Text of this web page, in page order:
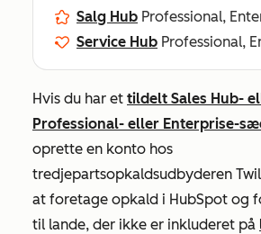
Salg Hub Professional,
Service Hub Professional,
Hvis du har et tildelt Sales Hub-
Professional- eller Enterprise-
oprette en konto hos
tredjepartsopkaldsudbyderen
at foretage opkald i HubSpot og
til lande, der ikke er inkluderet på